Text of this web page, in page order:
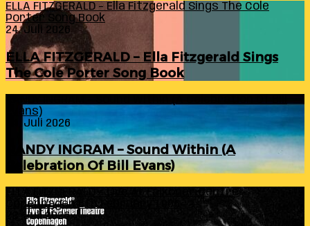
ELLA FITZGERALD – Ella Fitzgerald Sings The Cole
Porter Song Book
24. Juli 2026
ELLA FITZGERALD – Ella Fitzgerald Sings
The Cole Porter Song Book
Evans)
24. Juli 2026
RANDY INGRAM – Sound Within (A
Celebration Of Bill Evans)
ELLA FITZGERALD – Live At Falkoner Centre
Copenhagen 6th February 1966
23. Juli 2026